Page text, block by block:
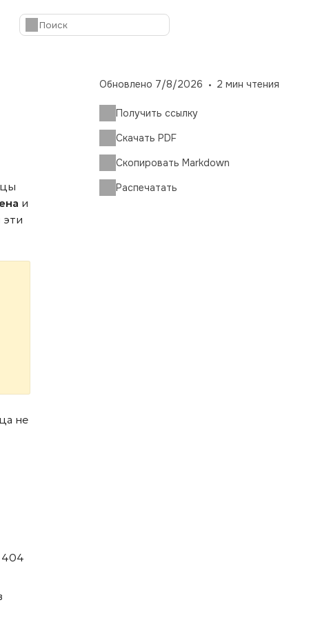
и
эти
не
404
Обновлено 7/8/2026 2 мин чтения
Получить ссылку
Скачать PDF
Скопировать Markdown
Распечатать